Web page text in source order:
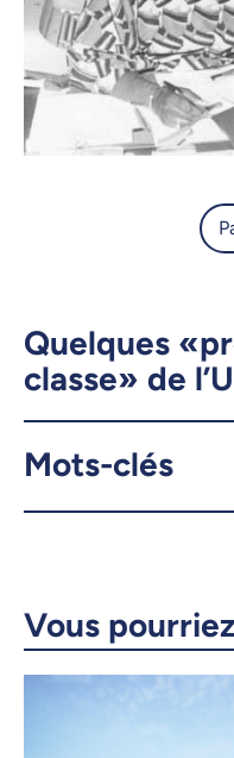
Quelques
classe» de
Mots-clés
Vous